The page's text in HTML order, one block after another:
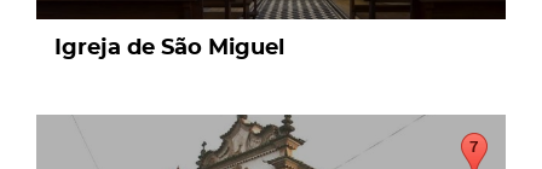
Igreja de São Miguel